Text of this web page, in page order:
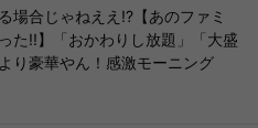
場合じゃねええ!?【あのファミ
た!!】「おかわりし放題」「大盛
り豪華やん！感激モーニング